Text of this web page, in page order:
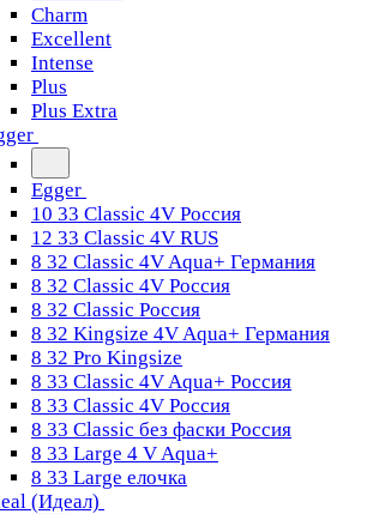
Charm
Excellent
Intense
Plus
Plus Extra
Egger
10 33 Classic 4V Россия
12 33 Classic 4V RUS
8 32 Classic 4V Aqua+ Германия
8 32 Classic 4V Россия
8 32 Classic Россия
8 32 Kingsize 4V Aqua+ Германия
8 32 Pro Kingsize
8 33 Classic 4V Aqua+ Россия
8 33 Classic 4V Россия
8 33 Classic без фаски Россия
8 33 Large 4 V Aqua+
8 33 Large елочка
(Идеал)